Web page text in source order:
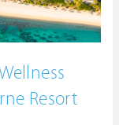
Resort